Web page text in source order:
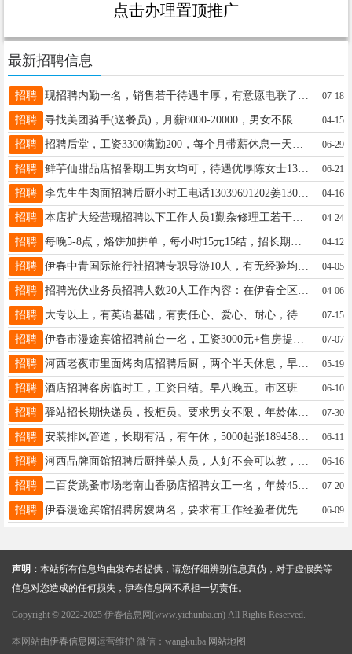
点击办理置顶推广
最新招聘信息
招聘 07-18
招聘 04-15
招聘 06-29
招聘 鲜芋仙甜品店招暑期工男女均可，待遇优厚陈女士13144588880 06-21
招聘 李先生牛肉面招聘后厨小时工电话13039691202姜13039691202 04-16
招聘 本店扩大经营现招聘以下工作人员1勤杂修理工若干名男女不限要求，会使角膜机手电钻，干净利索，有责任心，人品好，招长期短期勿扰，可教学，工作环境好，有保障可签合同《中工》勤杂有基础月薪3000+200满勤奖，《大工》勤杂修理师傅月薪3800+200元满勤（中工与大工满年奖都6000元）张17604583399 04-24
招聘 04-12
招聘 04-05
招聘 04-06
招聘 大专以上，有英语基础，有责任心、爱心、耐心，待人热情，年级在25到50之间，特别优秀年龄可适当放宽。陈老师13199267727 07-15
招聘 07-07
招聘 河西老夜市里面烤肉店招聘后厨，两个半天休息，早九点半晚九点半，老板人好事少，要求女士，身体健康，朱女士13845881010 05-19
招聘 06-10
招聘 驿站招长期快递员，投柜员。要求男女不限，年龄体力够就行，心细，责任心强。待遇电话联系。有经验者电联，吴先生13114587976吴先生17758895804 07-30
招聘 安装排风管道，长期有活，有午休，5000起张18945882211 06-11
招聘 06-16
招聘 二百货跳蚤市场老南山香肠店招聘女工一名，年龄45到55岁，具体事宜面议。电话13846640706李13846640706 07-20
招聘 伊春漫途宾馆招聘房嫂两名，要求有工作经验者优先，工作时间早八点，晚五点，工作地点伊春夜市附近，工资3000元，刘先生13704581150 06-09
声明： 本站所有信息均由发布者提供，请您仔细辨别信息真伪，对于虚假类等
信息对您造成的任何损失，伊春信息网不承担一切责任。
Copyright © 2022-2025 伊春信息网(www.yichunba.cn) All Rights Reserved.
本网站由伊春信息网 运营维护 微信：wangkuiba 网站地图